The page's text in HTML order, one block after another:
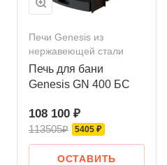
Печи Genesis из
нержавеющей стали
Печь для бани
Genesis GN 400 БС
108 100 ₽
113505₽ 5405 ₽
ОСТАВИТЬ